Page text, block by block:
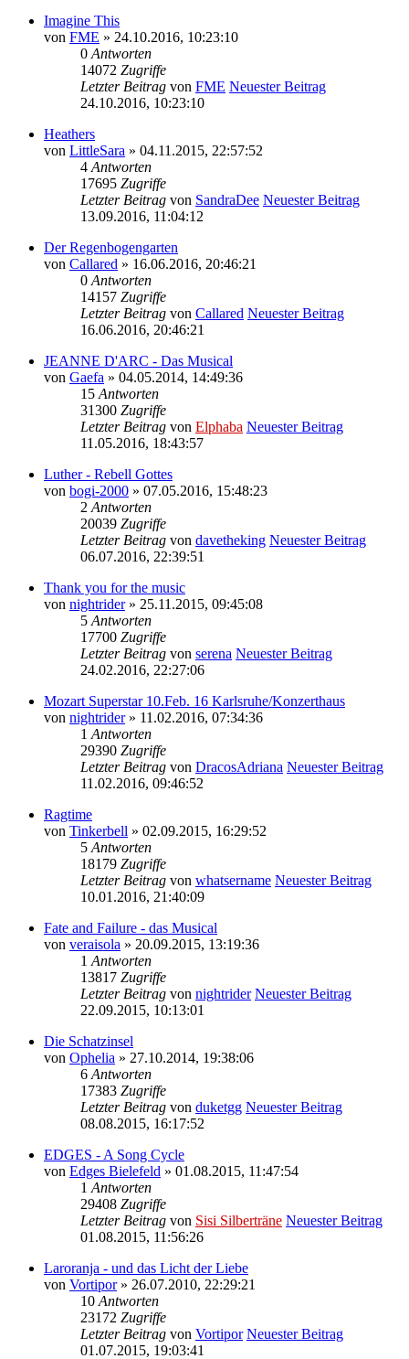
Imagine This
von FME » 24.10.2016, 10:23:10
0 Antworten
14072 Zugriffe
Letzter Beitrag von FME Neuester Beitrag
24.10.2016, 10:23:10
Heathers
von LittleSara » 04.11.2015, 22:57:52
4 Antworten
17695 Zugriffe
Letzter Beitrag von SandraDee Neuester Beitrag
13.09.2016, 11:04:12
Der Regenbogengarten
von Callared » 16.06.2016, 20:46:21
0 Antworten
14157 Zugriffe
Letzter Beitrag von Callared Neuester Beitrag
16.06.2016, 20:46:21
JEANNE D'ARC - Das Musical
von Gaefa » 04.05.2014, 14:49:36
15 Antworten
31300 Zugriffe
Letzter Beitrag von Elphaba Neuester Beitrag
11.05.2016, 18:43:57
Luther - Rebell Gottes
von bogi-2000 » 07.05.2016, 15:48:23
2 Antworten
20039 Zugriffe
Letzter Beitrag von davetheking Neuester Beitrag
06.07.2016, 22:39:51
Thank you for the music
von nightrider» 25.11.2015, 09:45:08
5 Antworten
17700 Zugriffe
Letzter Beitrag von serena Neuester Beitrag
24.02.2016, 22:27:06
Mozart Superstar 10.Feb. 16 Karlsruhe/Konzerthaus
von nightrider» 11.02.2016, 07:34:36
1 Antworten
29390 Zugriffe
Letzter Beitrag von DracosAdriana Neuester Beitrag
11.02.2016, 09:46:52
Ragtime
von Tinkerbell » 02.09.2015, 16:29:52
5 Antworten
18179 Zugriffe
Letzter Beitrag von whatsername Neuester Beitrag
10.01.2016, 21:40:09
Fate and Failure - das Musical
von veraisola » 20.09.2015, 13:19:36
1 Antworten
13817 Zugriffe
Letzter Beitrag von nightrider Neuester Beitrag
22.09.2015, 10:13:01
Die Schatzinsel
von Ophelia » 27.10.2014, 19:38:06
6 Antworten
17383 Zugriffe
Letzter Beitrag von duketgg Neuester Beitrag
08.08.2015, 16:17:52
EDGES - A Song Cycle
von Edges Bielefeld » 01.08.2015, 11:47:54
1 Antworten
29408 Zugriffe
Letzter Beitrag von Sisi Silberträne Neuester Beitrag
01.08.2015, 11:56:26
Laroranja - und das Licht der Liebe
von Vortipor» 26.07.2010, 22:29:21
10 Antworten
23172 Zugriffe
Letzter Beitrag von Vortipor Neuester Beitrag
01.07.2015, 19:03:41